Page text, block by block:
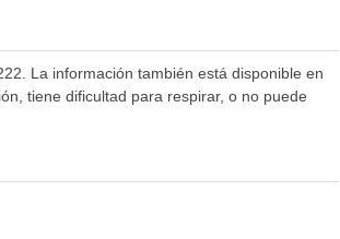
La información también está disponible en
tiene dificultad para respirar, o no puede